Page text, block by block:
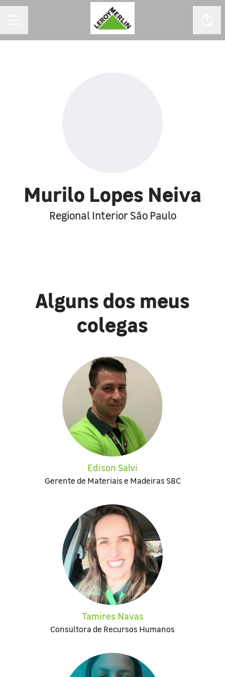
Murilo Lopes Neiva
Regional Interior São Paulo
Alguns dos meus
colegas
Edison Salvi
Gerente de Materiais e Madeiras SBC
Tamires Navas
Consultora de Recursos Humanos